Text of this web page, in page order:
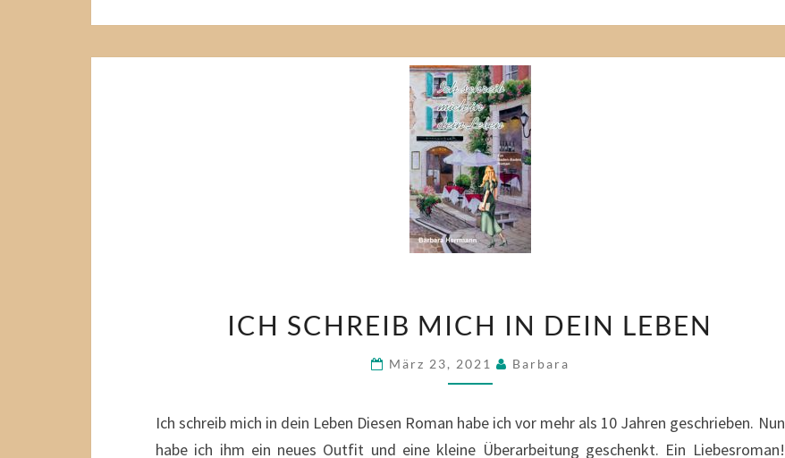
SCHREIB
MICH
IN
LEBEN
ICH SCHREIB MICH IN DEIN LEBEN
März 23, 2021 Barbara
Ich schreib mich in dein Leben Diesen Roman habe ich vor mehr als 10 Jahren geschrieben. Nun
habe ich ihm ein neues Outfit und eine kleine Überarbeitung geschenkt. Ein Liebesroman!